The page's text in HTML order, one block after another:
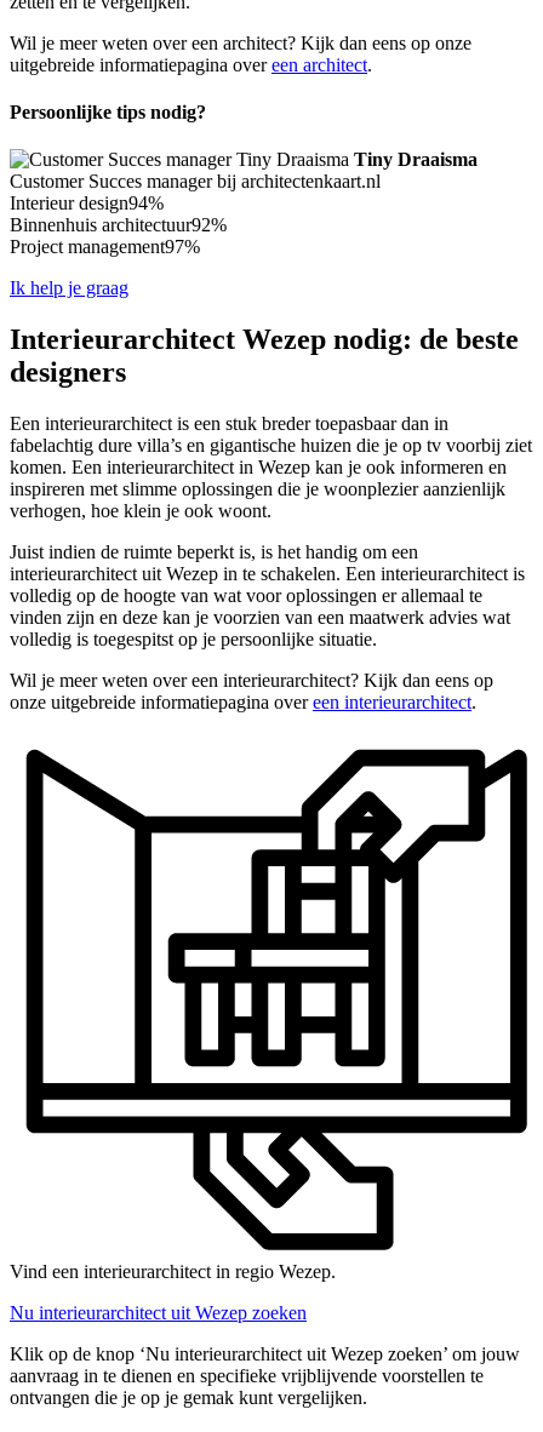
Wil je meer weten over een architect? Kijk dan eens op onze
uitgebreide informatiepagina overeen architect.
Persoonlijke tips nodig?
Tiny Draaisma
Customer Succes manager bij architectenkaart.nl
Interieur design94%
Binnenhuis architectuur92%
Project management97%
Ik help je graag
Interieurarchitect Wezep nodig: de beste
designers
Een interieurarchitect is een stuk breder toepasbaar dan in
fabelachtig dure villa’s en gigantische huizen die je op tv voorbij ziet
komen. Een interieurarchitect in Wezep kan je ook informeren en
inspireren met slimme oplossingen die je woonplezier aanzienlijk
verhogen, hoe klein je ook woont.
Juist indien de ruimte beperkt is, is het handig om een
interieurarchitect uit Wezep in te schakelen. Een interieurarchitect is
volledig op de hoogte van wat voor oplossingen er allemaal te
vinden zijn en deze kan je voorzien van een maatwerk advies wat
volledig is toegespitst op je persoonlijke situatie.
Wil je meer weten over een interieurarchitect? Kijk dan eens op
onze uitgebreide informatiepagina overeen interieurarchitect.
Vind een interieurarchitect in regio Wezep.
Nu interieurarchitect uit Wezep zoeken
Klik op de knop ‘Nu interieurarchitect uit Wezep zoeken’ om jouw
aanvraag in te dienen en specifieke vrijblijvende voorstellen te
ontvangen die je op je gemak kunt vergelijken.